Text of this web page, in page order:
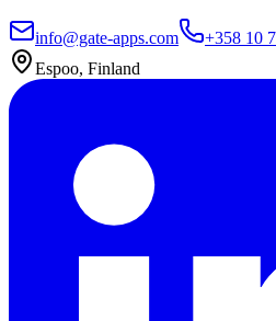
info@gate-apps.com
+358 10
Espoo, Finland